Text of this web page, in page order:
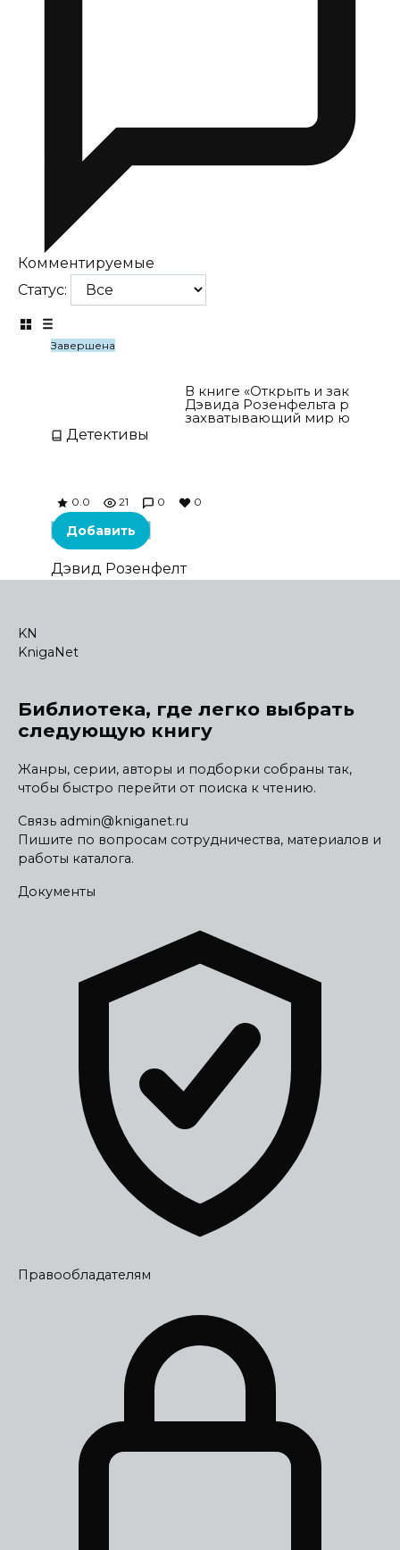
Комментируемые
Статус:
Завершена
В книге «Открыть и закрыть»
Дэвида Розенфельта
захватывающий мир
Детективы
0.0 21 0 0
Добавить
Дэвид Розенфелт
KN
KnigaNet
Библиотека, где легко выбрать
следующую книгу
Жанры, серии, авторы и подборки собраны так,
чтобы быстро перейти от поиска к чтению.
Связь admin@kniganet.ru
Пишите по вопросам сотрудничества, материалов и
работы каталога.
Документы
Правообладателям